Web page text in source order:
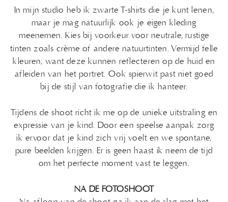
In mijn studio heb ik zwarte T-shirts die je kunt lenen,
maar je mag natuurlijk ook je eigen kleding
meenemen. Kies bij voorkeur voor neutrale, rustige
tinten zoals crème of andere natuurtinten. Vermijd felle
kleuren, want deze kunnen reflecteren op de huid en
afleiden van het portret. Ook spierwit past niet goed
bij de stijl van fotografie die ik hanteer.
Tijdens de shoot richt ik me op de unieke uitstraling en
expressie van je kind. Door een speelse aanpak zorg
ik ervoor dat je kind zich vrij voelt en we spontane,
pure beelden krijgen. Er is geen haast ik neem de tijd
om het perfecte moment vast te leggen.
NA DE FOTOSHOOT